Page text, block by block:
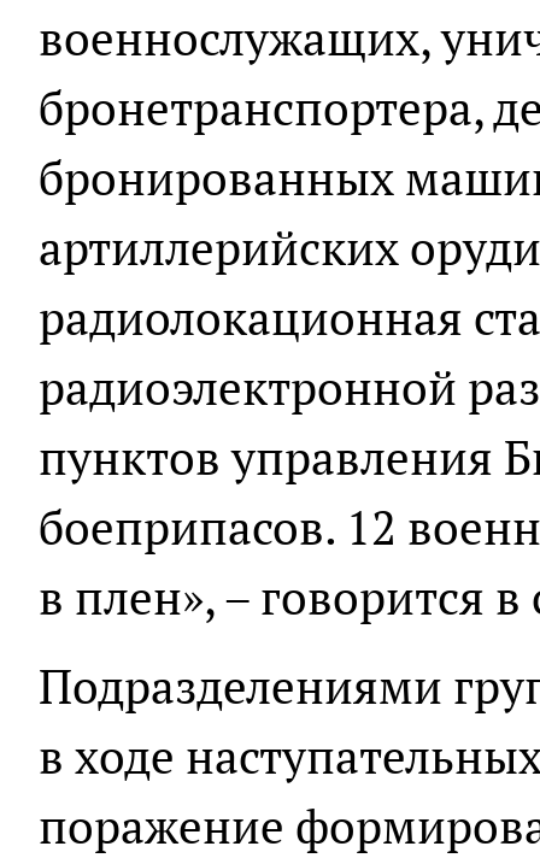
военнослужащих,
бронетранспортера,
бронированных
артиллерийских
радиолокационная
радиоэлектронной
пунктов управления
боеприпасов. 12
в плен», – говорится
Подразделениями
в ходе
поражение